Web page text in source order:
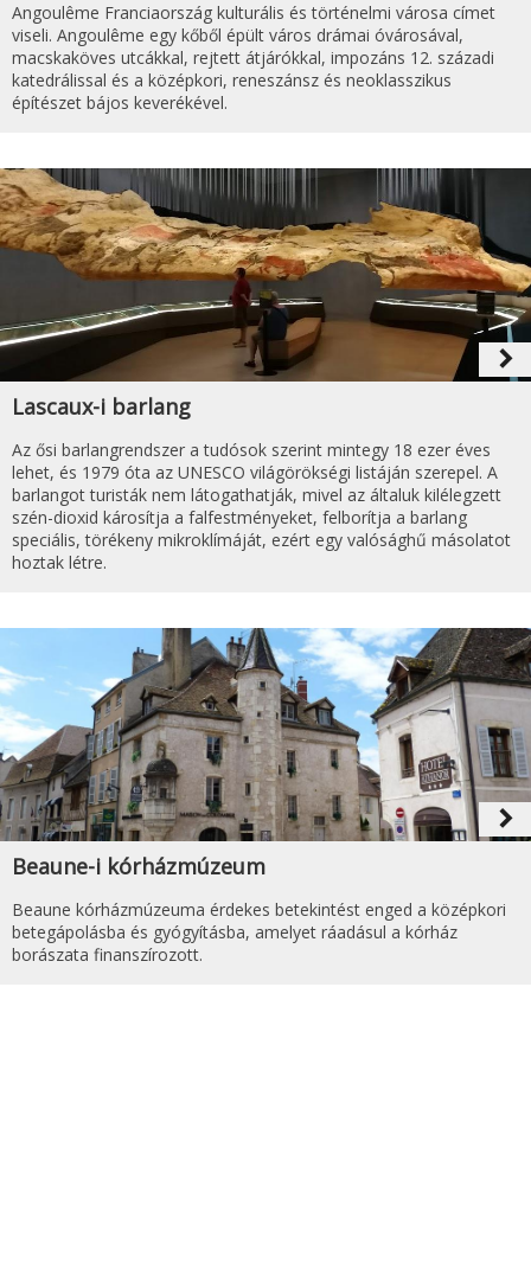
Angoulême Franciaország kulturális és történelmi városa címet
viseli. Angoulême egy kőből épült város drámai óvárosával,
macskaköves utcákkal, rejtett átjárókkal, impozáns 12. századi
katedrálissal és a középkori, reneszánsz és neoklasszikus
építészet bájos keverékével.
navigate_next
Lascaux-i barlang
Az ősi barlangrendszer a tudósok szerint mintegy 18 ezer éves
lehet, és 1979 óta az UNESCO világörökségi listáján szerepel. A
barlangot turisták nem látogathatják, mivel az általuk kilélegzett
szén-dioxid károsítja a falfestményeket, felborítja a barlang
speciális, törékeny mikroklímáját, ezért egy valósághű másolatot
hoztak létre.
navigate_next
Beaune-i kórházmúzeum
Beaune kórházmúzeuma érdekes betekintést enged a középkori
betegápolásba és gyógyításba, amelyet ráadásul a kórház
borászata finanszírozott.